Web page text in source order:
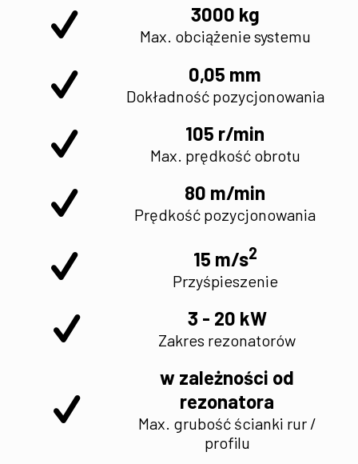
3000 kg
Max. obciążenie systemu
0,05 mm
Dokładność pozycjonowania
105 r/min
Max. prędkość obrotu
80 m/min
Prędkość pozycjonowania
15 m/s2
Przyśpieszenie
3 - 20 kW
Zakres rezonatorów
w zależności od
rezonatora
Max. grubość ścianki rur /
profilu